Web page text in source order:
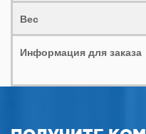
Вес
Информация для заказа